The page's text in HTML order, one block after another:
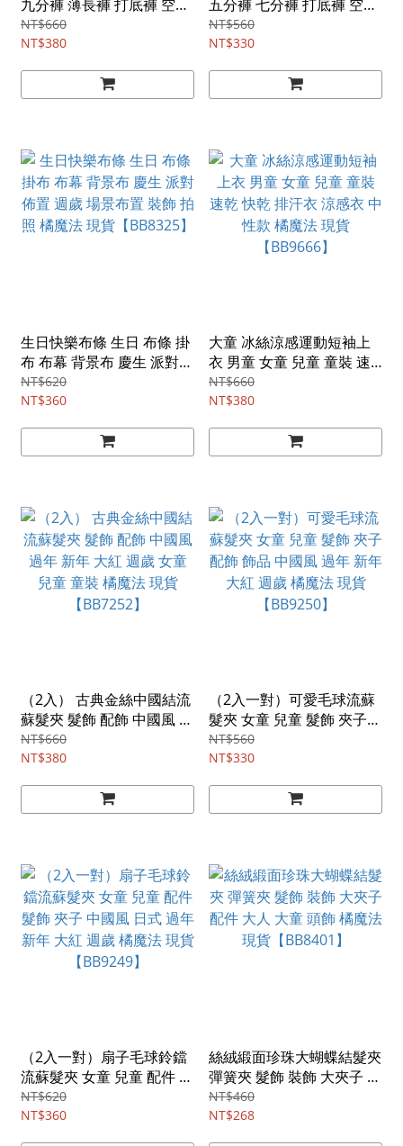
九分褲 薄長褲 打底褲 空調
褲 褲子 防蚊 防曬 女童 兒
童 童裝 橘魔法 現貨
NT$660
NT$380
五分褲 七分褲 打底褲 空調
褲 涼感 薄 褲子 女童 兒童
童裝 橘魔法 現貨
NT$560
NT$330
生日快樂布條 生日 布條 掛
布 布幕 背景布 慶生 派對
佈置 週歲 場景布置 裝飾 拍
照 橘魔法 現貨【BB8325】
NT$620
NT$360
大童 冰絲涼感運動短袖上
衣 男童 女童 兒童 童裝 速
乾 快乾 排汗衣 涼感衣 中性
款 橘魔法 現貨【BB9666】
NT$660
NT$380
（2入） 古典金絲中國結流
蘇髮夾 髮飾 配飾 中國風 過
年 新年 大紅 週歲 女童 兒
童 童裝 橘魔法 現貨
NT$660
NT$380
（2入一對）可愛毛球流蘇
髮夾 女童 兒童 髮飾 夾子
配飾 飾品 中國風 過年 新年
大紅 週歲 橘魔法 現貨
NT$560
NT$330
（2入一對）扇子毛球鈴鐺
流蘇髮夾 女童 兒童 配件 髮
飾 夾子 中國風 日式 過年
新年 大紅 週歲 橘魔法 現貨
NT$620
NT$360
絲絨緞面珍珠大蝴蝶結髮夾
彈簧夾 髮飾 裝飾 大夾子 配
件 大人 大童 頭飾 橘魔法
現貨【BB8401】
NT$460
NT$268